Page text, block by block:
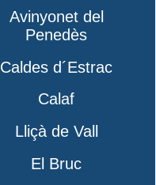
Avinyonet del
Penedès
Caldes d´Estrac
Calaf
Lliçà de Vall
El Bruc